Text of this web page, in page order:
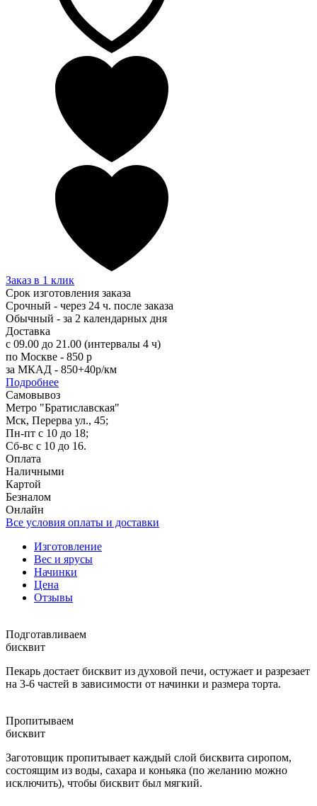
Заказ в 1 клик
Срок изготовления заказа
Срочный - через 24 ч. после заказа
Обычный - за 2 календарных дня
Доставка
с 09.00 до 21.00 (интервалы 4 ч)
по Москве - 850 р
за МКАД - 850+40р/км
Подробнее
Самовывоз
Метро "Братиславская"
Мск, Перерва ул., 45;
Пн-пт с 10 до 18;
Сб-вс с 10 до 16.
Оплата
Наличными
Картой
Безналом
Онлайн
Все условия оплаты и доставки
Изготовление
Вес и ярусы
Начинки
Цена
Отзывы
Подготавливаем
бисквит
Пекарь достает бисквит из духовой печи, остужает и разрезает
на 3-6 частей в зависимости от начинки и размера торта.
Пропитываем
бисквит
Заготовщик пропитывает каждый слой бисквита сиропом,
состоящим из воды, сахара и коньяка (по желанию можно
исключить), чтобы бисквит был мягкий.